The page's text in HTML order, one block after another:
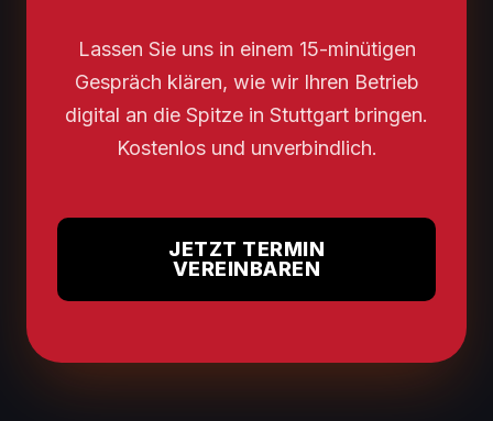
Lassen Sie uns in einem 15-minütigen
Gespräch klären, wie wir Ihren Betrieb
digital an die Spitze in Stuttgart bringen.
Kostenlos und unverbindlich.
JETZT TERMIN
VEREINBAREN